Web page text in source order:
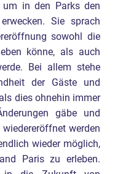
in den Parks den
Sie sprach
sowohl die
könne, als auch
Bei allem stehe
der Gäste und
dies ohnehin immer
gäbe und
werden
wieder möglich,
Paris zu erleben.